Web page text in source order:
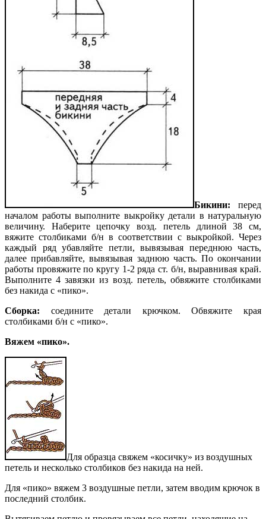
Бикини: перед
началом работы выполните выкройку детали в натуральную
величину. Наберите цепочку возд. петель длиной 38 см,
вяжите столбиками б/н в соответствии с выкройкой. Через
каждый ряд убавляйте петли, вывязывая переднюю часть,
далее прибавляйте, вывязывая заднюю часть. По окончании
работы провяжите по кругу 1-2 ряда ст. б/н, выравнивая край.
Выполните 4 завязки из возд. петель, обвяжите столбиками
без накида с «пико».
Сборка: соедините детали крючком. Обвяжите края
столбиками б/н с «пико».
Вяжем «пико».
Для образца свяжем «косичку» из воздушных
петель и несколько столбиков без накида на ней.
Для «пико» вяжем 3 воздушные петли, затем вводим крючок в
последний столбик.